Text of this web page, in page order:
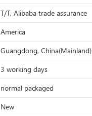
T/T, Alibaba trade assurance
America
Guangdong, China(Mainland)
3 working days
normal packaged
New